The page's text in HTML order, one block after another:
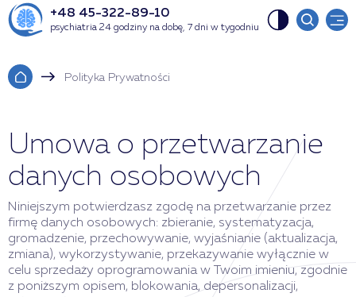
+48 45-322-89-10
psychiatria 24 godziny na dobę, 7 dni w tygodniu
Polityka Prywatności
Umowa o przetwarzanie
danych osobowych
Niniejszym potwierdzasz zgodę na przetwarzanie przez
firmę danych osobowych: zbieranie, systematyzacja,
gromadzenie, przechowywanie, wyjaśnianie (aktualizacja,
zmiana), wykorzystywanie, przekazywanie wyłącznie w
celu sprzedaży oprogramowania w Twoim imieniu, zgodnie
z poniższym opisem, blokowania, depersonalizacji,